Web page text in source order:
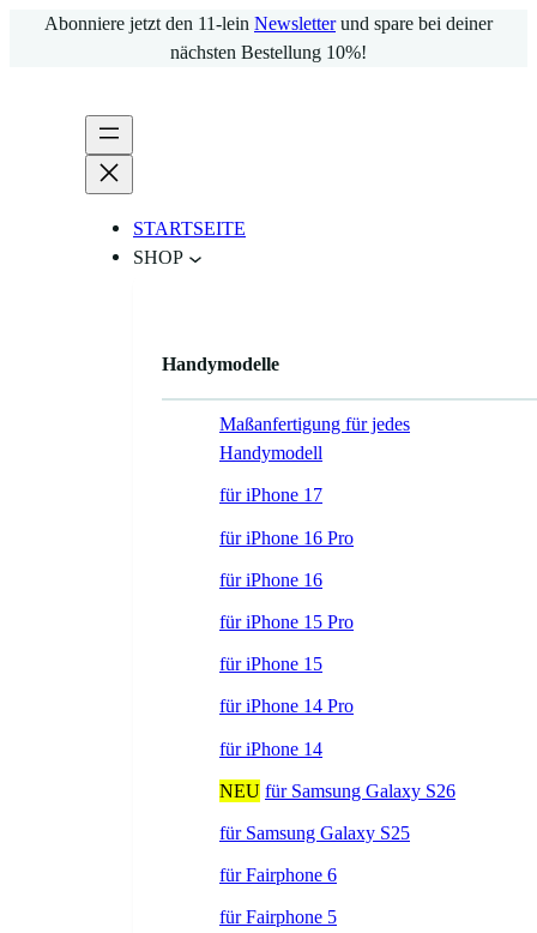
Abonniere jetzt den 11-lein Newsletterund spare bei deiner
nächsten Bestellung 10%!
STARTSEITE
SHOP
Handymodelle
Maßanfertigung für jedes
Handymodell
für iPhone 17
für iPhone 16 Pro
für iPhone 16
für iPhone 15 Pro
für iPhone 15
für iPhone 14 Pro
für iPhone 14
NEU für Samsung Galaxy S26
für Samsung Galaxy S25
für Fairphone 6
für Fairphone 5